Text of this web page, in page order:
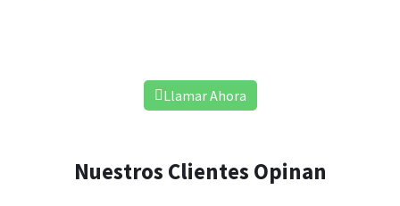
Llamar Ahora
Nuestros Clientes Opinan